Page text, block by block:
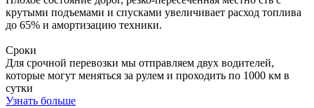
крутыми подъемами и спусками увеличивает расход топлива
до 65% и амортизацию техники.
Сроки
Для срочной перевозки мы отправляем двух водителей,
которые могут меняться за рулем и проходить по 1000 км в
сутки
Узнать больше